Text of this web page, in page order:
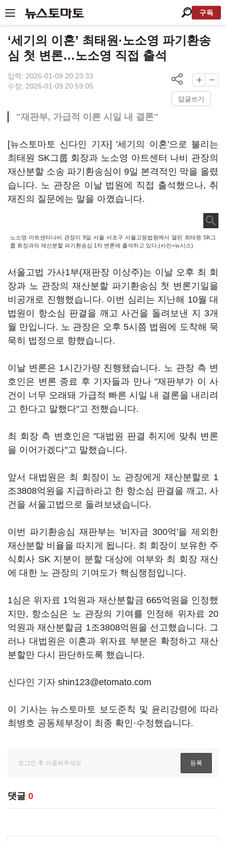
구독
‘세기의 이혼’ 최태원·노소영 파기환송
심 첫 변론…노소영 직접 출석
입력: 2026-01-09 20:23:33
수정: 2026-01-09 20:59:05
답글쓰기
"재판부, 가급적 이른 시일 내 결론"
[뉴스토마토 신다인 기자] '세기의 이혼'으로 불리는
최태원 SK그룹 회장과 노소영 아트센터 나비 관장의
재산분할 소송 파기환송심이 9일 본격적인 막을 올렸
습니다. 노 관장은 이날 법원에 직접 출석했으나, 취
재진의 질문에는 말을 아꼈습니다.
노소영 아트센터나비 관장이 9일 서울 서초구 서울고등법원에서 열린 최태원 SK그
룹 회장과의 재산분할 파기환송심 1차 변론에 출석하고 있다.(사진=뉴시스)
서울고법 가사1부(재판장 이상주)는 이날 오후 최 회
장과 노 관장의 재산분할 파기환송심 첫 변론기일을
비공개로 진행했습니다. 이번 심리는 지난해 10월 대
법원이 항소심 판결을 깨고 사건을 돌려보낸 지 3개
월 만입니다. 노 관장은 오후 5시쯤 법원에 도착해 묵
묵히 법정으로 향했습니다.
이날 변론은 1시간가량 진행됐습니다. 노 관장 측 변
호인은 변론 종료 후 기자들과 만나 "재판부가 이 사
건이 너무 오래돼 가급적 빠른 시일 내 결론을 내리려
고 한다고 말했다"고 전했습니다.
최 회장 측 변호인은 "대법원 판결 취지에 맞춰 변론
을 이어가겠다"고 말했습니다.
앞서 대법원은 최 회장이 노 관장에게 재산분할로 1
조3808억원을 지급하라고 한 항소심 판결을 깨고, 사
건을 서울고법으로 돌려보냈습니다.
이번 파기환송심 재판부는 '비자금 300억'을 제외한
재산분할 비율을 따지게 됩니다. 최 회장이 보유한 주
식회사 SK 지분이 분할 대상에 여부와 최 회장 재산
에 대한 노 관장의 기여도가 핵심쟁점입니다.
1심은 위자료 1억원과 재산분할금 665억원을 인정했
지만, 항소심은 노 관장의 기여를 인정해 위자료 20
억원과 재산분할금 1조3808억원을 선고했습니다. 그
러나 대법원은 이혼과 위자료 부분은 확정하고 재산
분할만 다시 판단하도록 했습니다.
신다인 기자 shin123@etomato.com
이 기사는 뉴스토마토 보도준칙 및 윤리강령에 따라
최병호 공동체부장이 최종 확인·수정했습니다.
댓글 0